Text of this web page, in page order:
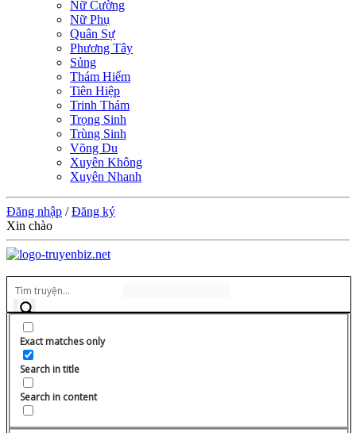
Nữ Cường
Nữ Phụ
Quân Sự
Phương Tây
Sủng
Thám Hiểm
Tiên Hiệp
Trinh Thám
Trọng Sinh
Trùng Sinh
Võng Du
Xuyên Không
Xuyên Nhanh
Đăng nhập /Đăng ký
Xin chào
Exact matches only
Search in title
Search in content